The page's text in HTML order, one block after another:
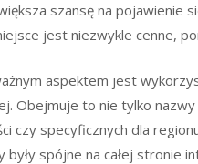
szansę na pojawienie
jest niezwykle cenne,
aspektem jest
Obejmuje to nie tylko nazwy
czy specyficznych dla
były spójne na całej stronie